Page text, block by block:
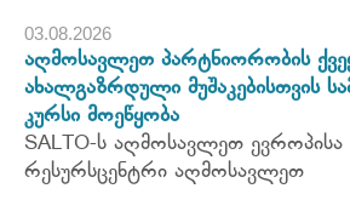
03.08.2026
აღმოსავლეთ პარტნიორობის
ახალგაზრდული მუშაკებისთვის
კურსი მოეწყობა
SALTO-ს აღმოსავლეთ ევროპისა
რესურსცენტრი აღმოსავლეთ